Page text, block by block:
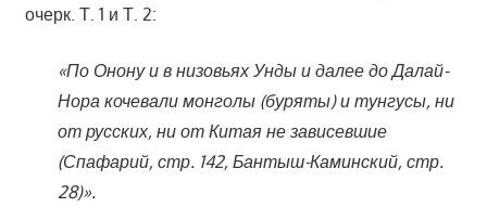
очерк. Т. 1 и Т. 2:
«По Онону и в низовьях Унды и далее до Далай-
Нора кочевали монголы (буряты) и тунгусы, ни
от русских, ни от Китая не зависевшие
(Спафарий, стр. 142, Бантыш-Каминский, стр.
28)».